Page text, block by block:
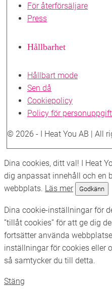
För återförsäljare
Press
Hållbarhet
Hållbart mode
Sen då
Cookiepolicy
Policy för
© 2026 - I Heat You AB | All
till
toppen
Dina cookies, ditt val! I Heat
dig anpassat innehåll och en
webbplats. Läs mer Godkänn
Dina cookie-inställningar för
”tillåt cookies” för att ge dig
fortsätter använda
inställningar för cookies eller
så samtycker du till detta.
Stäng